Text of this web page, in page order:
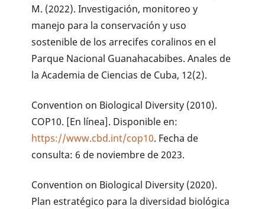
M. (2022). Investigación, monitoreo y
manejo para la conservación y uso
sostenible de los arrecifes coralinos en el
Parque Nacional Guanahacabibes. Anales de
la Academia de Ciencias de Cuba, 12(2).
Convention on Biological Diversity (2010).
COP10. [En línea]. Disponible en:
https://www.cbd.int/cop10. Fecha de
consulta: 6 de noviembre de 2023.
Convention on Biological Diversity (2020).
Plan estratégico para la diversidad biológica